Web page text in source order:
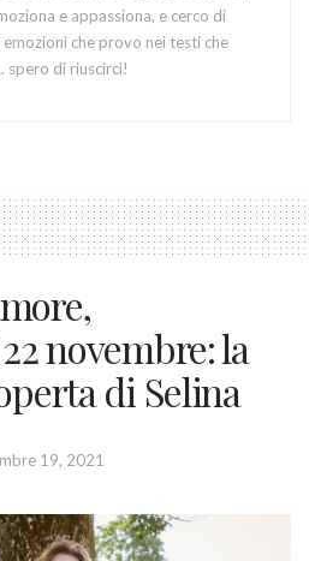
e appassiona, e cerco di
che provo nei testi che
spero di riuscirci!
novembre: la
di Selina
19, 2021